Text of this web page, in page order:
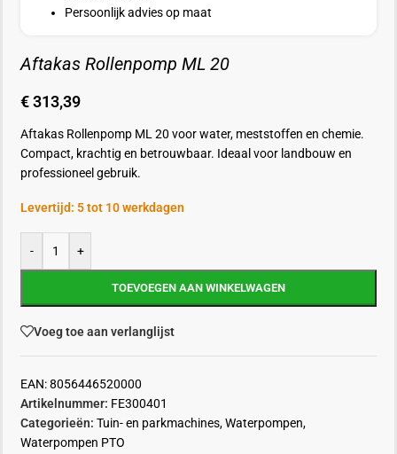
Persoonlijk advies op maat
Aftakas Rollenpomp ML 20
€313,39
Aftakas Rollenpomp ML 20 voor water, meststoffen en chemie.
Compact, krachtig en betrouwbaar. Ideaal voor landbouw en
professioneel gebruik.
Levertijd: 5 tot 10 werkdagen
- +
TOEVOEGEN AAN WINKELWAGEN
Voeg toe aan verlanglijst
EAN:8056446520000
Artikelnummer: FE300401
Categorieën: Tuin- en parkmachines,Waterpompen,
Waterpompen PTO